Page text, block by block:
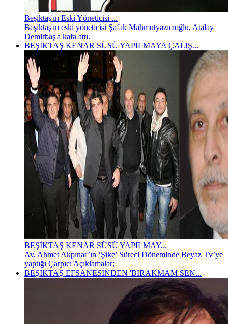
Beşiktaş'ın Eski Yöneticisi ...
Beşiktaş'ın eski yöneticisi Şafak Mahmutyazıcıoğlu, Atalay
Demirbaş'a kafa attı.
BEŞİKTAŞ KENAR SÜSÜ YAPILMAYA ÇALIŞ...
BEŞİKTAŞ KENAR SÜSÜ YAPILMAY...
Av. Ahmet Akpınar’ın ‘Şike’ Süreci Döneminde Beyaz Tv’ye
yaptığı Çarpıcı Açıklamalar;
BEŞİKTAŞ EFSANESİNDEN 'BIRAKMAM SEN...